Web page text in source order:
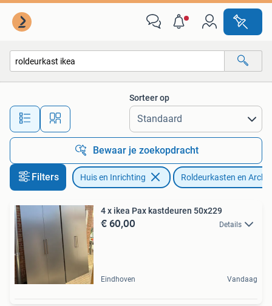
Alle afstanden…
Sorteer op
Bewaar je zoekopdracht
Filters Huis en Inrichting Roldeurkasten en
4 x ikea Pax kastdeuren 50x229
€ 60,00 Details
Eindhoven Vandaag